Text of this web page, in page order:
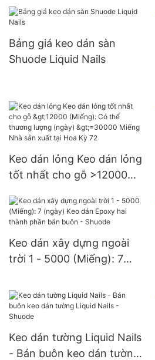
keo và chất kích hoạt
Bảng giá keo dán sàn
Shuode Liquid Nails
Keo dán lỏng Keo dán lỏng
tốt nhất cho gỗ >12000
lượng (ngày) >=30000
Miếng Nhà sản xuất tại
Hoa Kỳ 72
Keo dán xây dựng ngoài
trời 1 - 5000 (Miếng): 7
thành phần bán buôn -
Shuode
Keo dán tường Liquid Nails
- Bán buôn keo dán tường